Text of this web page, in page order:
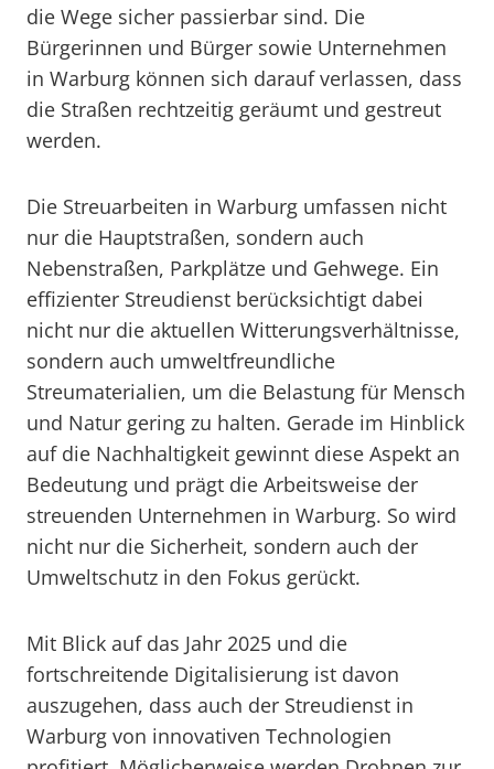
die Wege sicher passierbar sind. Die
Bürgerinnen und Bürger sowie Unternehmen
in Warburg können sich darauf verlassen, dass
die Straßen rechtzeitig geräumt und gestreut
werden.
Die Streuarbeiten in Warburg umfassen nicht
nur die Hauptstraßen, sondern auch
Nebenstraßen, Parkplätze und Gehwege. Ein
effizienter Streudienst berücksichtigt dabei
nicht nur die aktuellen Witterungsverhältnisse,
sondern auch umweltfreundliche
Streumaterialien, um die Belastung für Mensch
und Natur gering zu halten. Gerade im Hinblick
auf die Nachhaltigkeit gewinnt diese Aspekt an
Bedeutung und prägt die Arbeitsweise der
streuenden Unternehmen in Warburg. So wird
nicht nur die Sicherheit, sondern auch der
Umweltschutz in den Fokus gerückt.
Mit Blick auf das Jahr 2025 und die
fortschreitende Digitalisierung ist davon
auszugehen, dass auch der Streudienst in
Warburg von innovativen Technologien